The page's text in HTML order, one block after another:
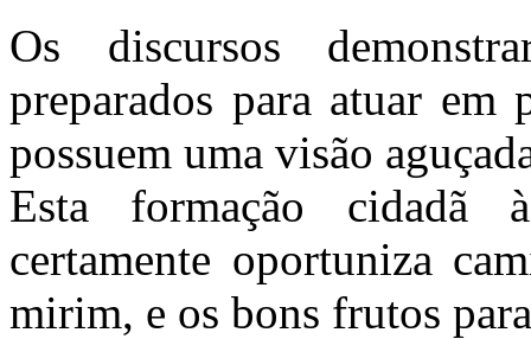
Os discursos
preparados para atuar
possuem uma visão
Esta formação cidadã
certamente oportuniza
mirim, e os bons frutos